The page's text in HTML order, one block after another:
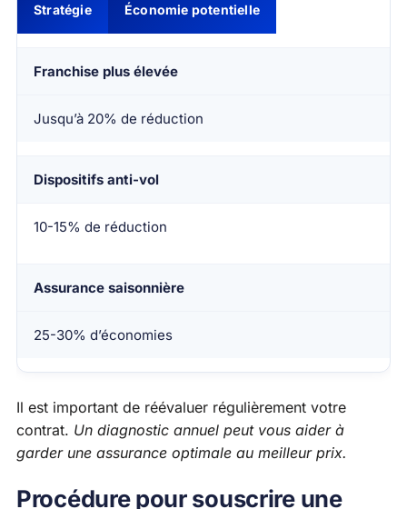
Stratégie Économie potentielle
Franchise plus élevée
Jusqu’à 20% de réduction
Dispositifs anti-vol
10-15% de réduction
Assurance saisonnière
25-30% d’économies
Il est important de réévaluer régulièrement votre
contrat. Un diagnostic annuel peut vous aider à
garder une assurance optimale au meilleur prix.
Procédure pour souscrire une